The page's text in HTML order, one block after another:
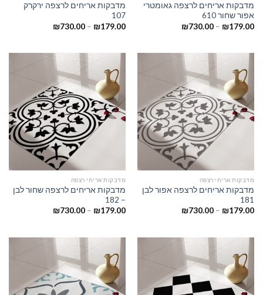
מדבקות אריחים לרצפה גאומטרי
אפור שחור 610
₪179.00
–
₪730.00
מדבקות אריחים לרצפה ירקרק
107
₪179.00
–
₪730.00
מדבקות אריחי רצפה
מדבקות אריחים לרצפה אפור לבן
181
₪179.00
–
₪730.00
מדבקות אריחי רצפה
מדבקות אריחים לרצפה שחור לבן
– 182
₪179.00
–
₪730.00